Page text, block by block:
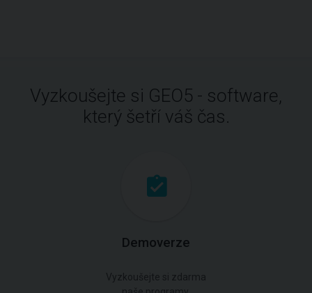
Vyzkoušejte si GEO5 - software,
který šetří váš čas.
Demoverze
Vyzkoušejte si zdarma